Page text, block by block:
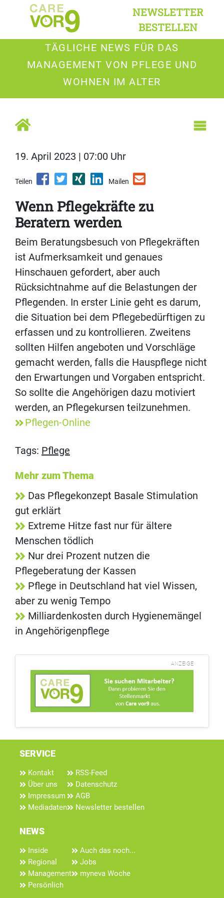
NEWSLETTER
BESTELLEN
TÄGLICHE NEWS FÜR DAS
MANAGEMENT VON PFLEGE UND
WOHNEN IM ALTER
19. April 2023 | 07:00 Uhr
Teilen Mailen
Wenn Pflegekräfte zu
Beratern werden
Beim Beratungsbesuch von Pflegekräften
ist Aufmerksamkeit und genaues
Hinschauen gefordert, aber auch
Rücksichtnahme auf die Belastungen der
Pflegenden. In erster Linie geht es darum,
die Situation bei dem Pflegebedürftigen zu
erfassen und zu kontrollieren. Zweitens
sollten Hilfen angeboten und Vorschläge
gemacht werden, falls die Hauspflege nicht
den Erwartungen und Vorgaben entspricht.
So sollte die Angehörigen dazu motiviert
werden, an Pflegekursen teilzunehmen.
Pflegen-Online
Tags: Pflege
Mehr zum Thema
Das Pflegekonzept Basale Stimulation
gut erklärt
Extreme Hitze fast nur für ältere
Menschen tödlich
Nur drei Prozent nutzen die
Pflegeberatung der Kassen
Pflege in Deutschland hat viel Wissen,
aber zu wenig Tempo
Milliardenkosten durch Hygienemängel
in Angehörigenpflege
ANZEIGE
SERVICE
Kontakt
Über uns
Impressum
Mediadaten
RSS-Feed
Datenschutz
AGB
Newsletter bestellen
NEWS
Inside
Regional
Management
Persönlich
Auch das noch...
Jobs
myneva Woche